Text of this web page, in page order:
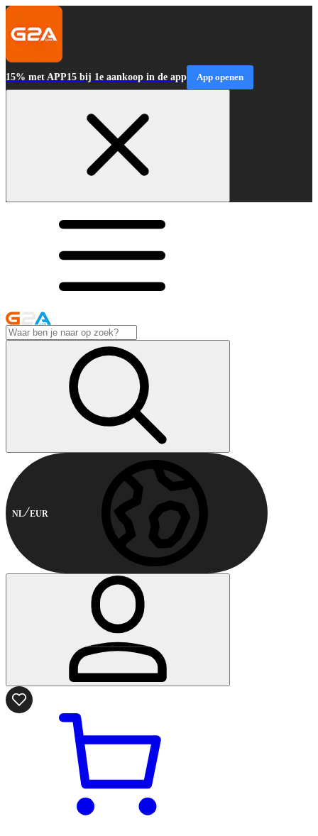
15% met APP15 bij 1e aankoop in de app App openen
NL EUR